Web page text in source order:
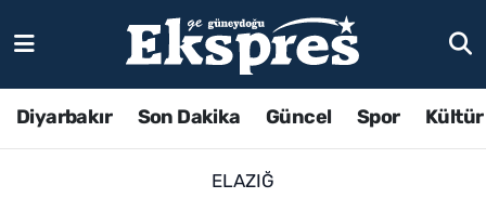
Diyarbakır Son Dakika Güncel Spor
ELAZIĞ